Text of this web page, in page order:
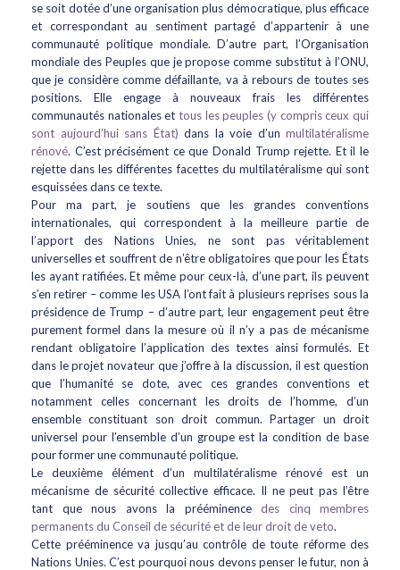
se soit dotée d’une organisation plus démocratique, plus efficace
et correspondant au sentiment partagé d’appartenir à une
communauté politique mondiale. D’autre part, l’Organisation
mondiale des Peuples que je propose comme substitut à l’ONU,
que je considère comme défaillante, va à rebours de toutes ses
positions. Elle engage à nouveaux frais les différentes
communautés nationales et tous les peuples (y compris ceux qui
sont aujourd’hui sans État) dans la voie d’un multilatéralisme
rénové. C’est précisément ce que Donald Trump rejette. Et il le
rejette dans les différentes facettes du multilatéralisme qui sont
esquissées dans ce texte.
Pour ma part, je soutiens que les grandes conventions
internationales, qui correspondent à la meilleure partie de
l’apport des Nations Unies, ne sont pas véritablement
universelles et souffrent de n’être obligatoires que pour les États
les ayant ratifiées. Et même pour ceux-là, d’une part, ils peuvent
s’en retirer – comme les USA l’ont fait à plusieurs reprises sous la
présidence de Trump – d’autre part, leur engagement peut être
purement formel dans la mesure où il n’y a pas de mécanisme
rendant obligatoire l’application des textes ainsi formulés. Et
dans le projet novateur que j’offre à la discussion, il est question
que l’humanité se dote, avec ces grandes conventions et
notamment celles concernant les droits de l’homme, d’un
ensemble constituant son droit commun. Partager un droit
universel pour l’ensemble d’un groupe est la condition de base
pour former une communauté politique.
Le deuxième élément d’un multilatéralisme rénové est un
mécanisme de sécurité collective efficace. Il ne peut pas l’être
tant que nous avons la prééminence des cinq membres
permanents du Conseil de sécurité et de leur droit de veto.
Cette prééminence va jusqu’au contrôle de toute réforme des
Nations Unies. C’est pourquoi nous devons penser le futur, non à